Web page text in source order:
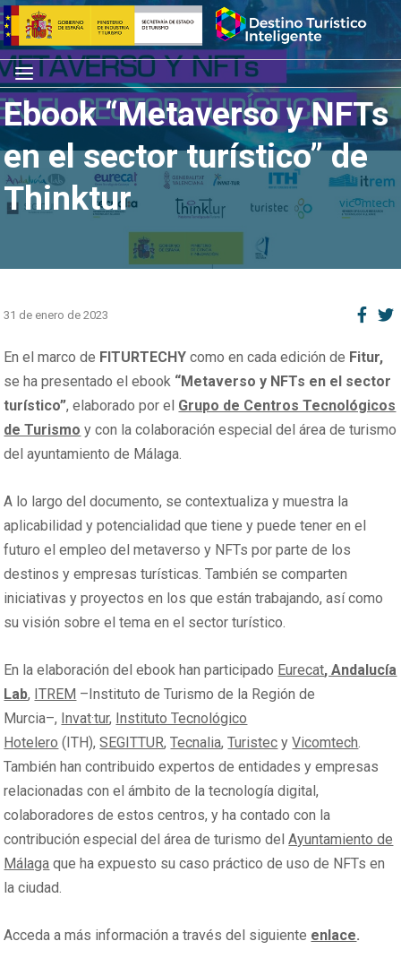
Saltar
al
contenido
Inicio
Menú
Ebook “Metaverso y NFTs
en el sector turístico” de
Thinktur
31 de enero de 2023
En el marco de FITURTECHY como en cada edición de Fitur,
se ha presentado el ebook “Metaverso y NFTs en el sector
turístico”, elaborado por el Grupo de Centros Tecnológicos
de Turismo y con la colaboración especial del área de turismo
del ayuntamiento de Málaga.
A lo largo del documento, se contextualiza y muestra la
aplicabilidad y potencialidad que tiene y puede tener en el
futuro el empleo del metaverso y NFTs por parte de los
destinos y empresas turísticas. También se comparten
iniciativas y proyectos en los que están trabajando, así como
su visión sobre el tema en el sector turístico.
En la elaboración del ebook han participado Eurecat, Andalucía
Lab, ITREM –Instituto de Turismo de la Región de
Murcia–, Invat·tur, Instituto Tecnológico
Hotelero (ITH),SEGITTUR,Tecnalia,Turistec yVicomtech.
También han contribuido expertos de entidades y empresas
relacionadas con el ámbito de la tecnología digital,
colaboradores de estos centros, y ha contado con la
contribución especial del área de turismo delAyuntamiento de
Málaga que ha expuesto su caso práctico de uso de NFTs en
la ciudad.
Acceda a más información a través del siguiente enlace.